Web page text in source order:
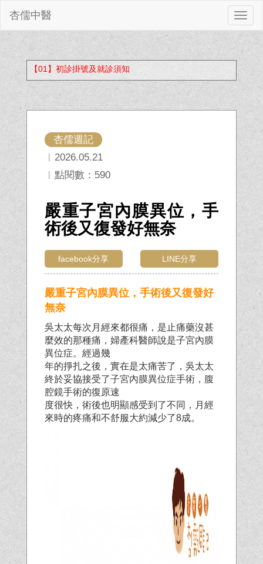
切
換
杏儒中醫
【01】初診掛號及就診須知
杏儒週記
︱2026.05.21
︱點閱數：590
嚴重子宮內膜異位，手
術後又復發好無奈
facebook分享 LINE分享
嚴重子宮內膜異位，手術後又復發好
無奈
吳太太每次月經來都很痛，是止痛藥沒甚
麼效的那種痛，婦產科醫師說是子宮內膜
異位症。經過幾
年的掙扎之後，實在是太痛苦了，吳太太
終於妥協接受了子宮內膜異位症手術，腹
腔鏡手術的復原速
度很快，術後也明顯感受到了不同，月經
來時的疼痛和不舒服大約減少了8成。